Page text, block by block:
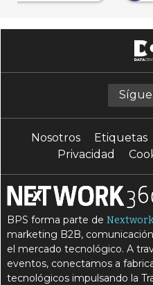
Nosotros Etiquetas
Privacidad
BPS forma parte de
marketing B2B,
el mercado tecnológico. A
eventos, conectamos a
tecnológicos impulsando la